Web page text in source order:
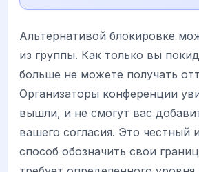
Альтернативой блокировке
из группы. Как только вы
больше не можете получать
Организаторы конференции
вышли, и не смогут вас
вашего согласия. Это честный
способ обозначить свои